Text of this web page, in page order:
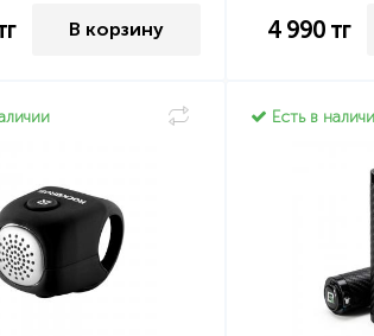
В корзину 4 990 тг
Есть в